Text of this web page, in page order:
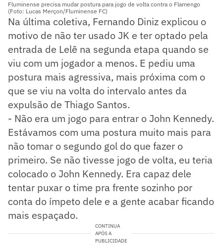
Fluminense precisa mudar postura para jogo de volta contra o Flamengo
(Foto: Lucas Merçon/Fluminense FC)
Na última coletiva, Fernando Diniz explicou o
motivo de não ter usado JK e ter optado pela
entrada de Lelê na segunda etapa quando se
viu com um jogador a menos. E pediu uma
postura mais agressiva, mais próxima com o
que se viu na volta do intervalo antes da
expulsão de Thiago Santos.
- Não era um jogo para entrar o John Kennedy.
Estávamos com uma postura muito mais para
não tomar o segundo gol do que fazer o
primeiro. Se não tivesse jogo de volta, eu teria
colocado o John Kennedy. Era capaz dele
tentar puxar o time pra frente sozinho por
conta do ímpeto dele e a gente acabar ficando
mais espaçado.
CONTINUA
APÓS A
PUBLICIDADE